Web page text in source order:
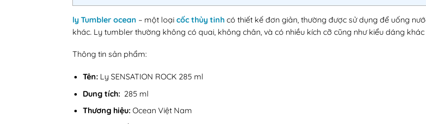
ly Tumbler ocean – một loại cốc thủy tinh có thiết kế đơn giản, thường được sử dụng để uống
khác. Ly tumbler thường không có quai, không chân, và có nhiều kích cỡ cũng như kiểu dáng khác
Thông tin sản phẩm:
Tên:Ly SENSATION ROCK 285 ml
Dung tích: 285 ml
Thương hiệu:Ocean Việt Nam